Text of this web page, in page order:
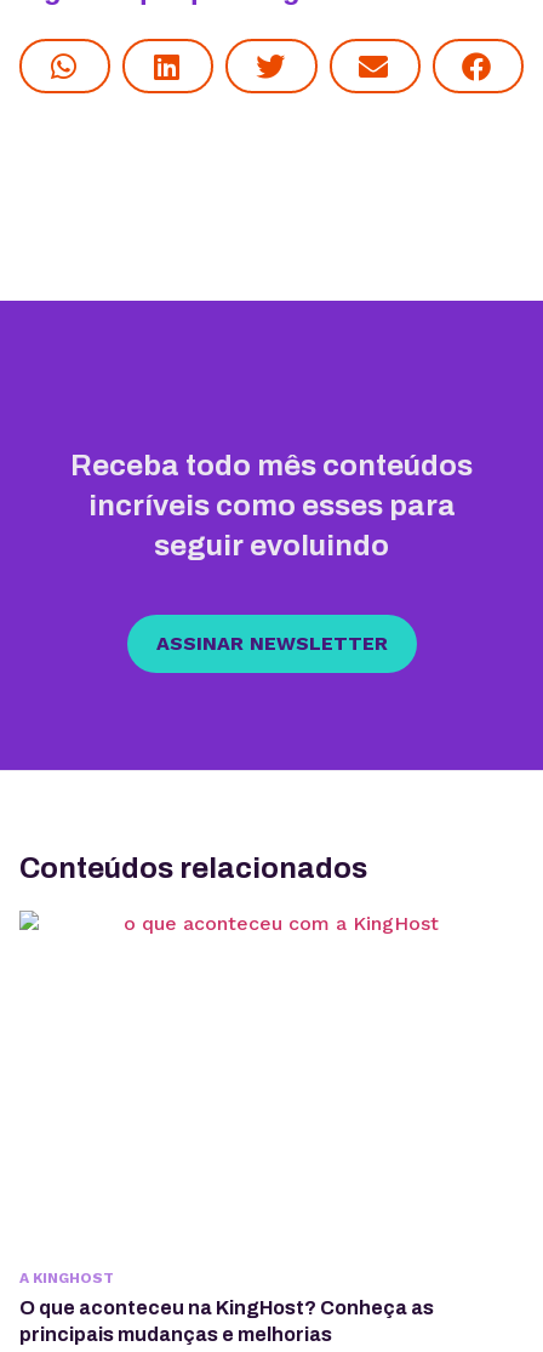
Receba todo mês conteúdos
incríveis como esses para
seguir evoluindo
ASSINAR NEWSLETTER
Conteúdos relacionados
A KINGHOST
O que aconteceu na KingHost? Conheça as
principais mudanças e melhorias